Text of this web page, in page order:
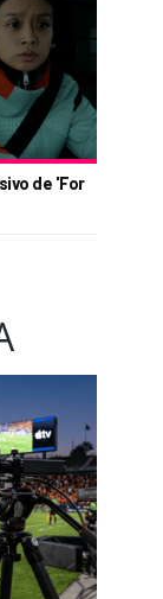
de 'For